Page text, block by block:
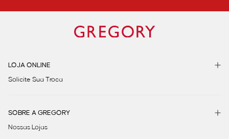
LOJA ONLINE
Solicite Sua Troca
SOBRE A GREGORY
Nossas Lojas